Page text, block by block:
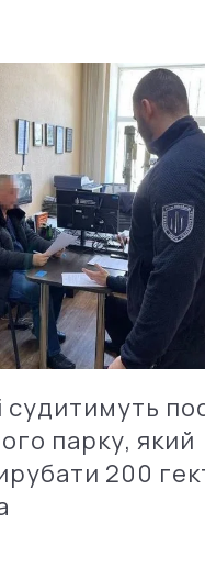
парку, який
200